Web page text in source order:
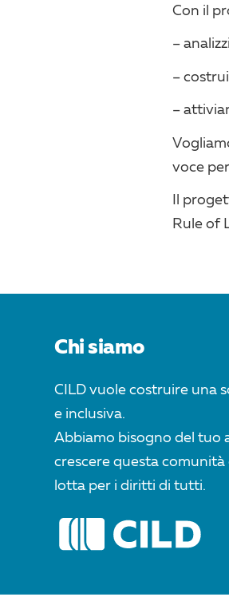
Con il
–
–
–
voce
Il
Rule of
Chi siamo
CILD vuole costruire una
e inclusiva.
Abbiamo bisogno del tuo
crescere questa comunità
lotta per i diritti di tutti.